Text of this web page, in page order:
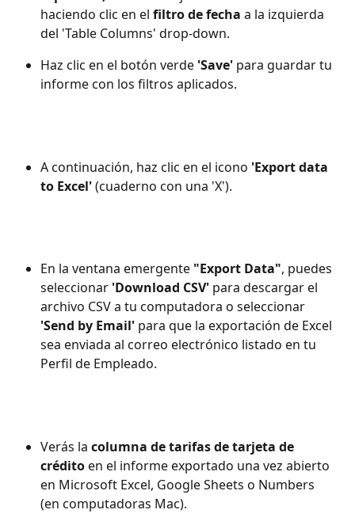
haciendo clic en el filtro de fecha a la izquierda
del 'Table Columns' drop-down.
Haz clic en el botón verde 'Save' para guardar tu
informe con los filtros aplicados.
A continuación, haz clic en el icono 'Export data
to Excel' (cuaderno con una 'X').
En la ventana emergente "Export Data", puedes
seleccionar 'Download CSV' para descargar el
archivo CSV a tu computadora o seleccionar
'Send by Email' para que la exportación de Excel
sea enviada al correo electrónico listado en tu
Perfil de Empleado.
Verás la columna de tarifas de tarjeta de
crédito en el informe exportado una vez abierto
en Microsoft Excel, Google Sheets o Numbers
(en computadoras Mac).